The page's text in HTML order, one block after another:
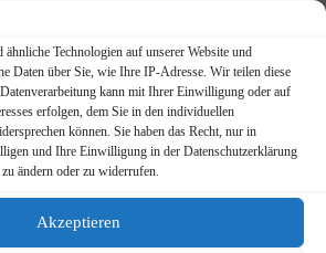
Technologien auf unserer Website und
Daten über Sie, wie Ihre IP-Adresse. Wir teilen diese
kann mit Ihrer Einwilligung oder auf
erfolgen, dem Sie in den individuellen
können. Sie haben das Recht, nur in
und Ihre Einwilligung in der Datenschutzerklärung
ändern oder zu widerrufen.
Akzeptieren